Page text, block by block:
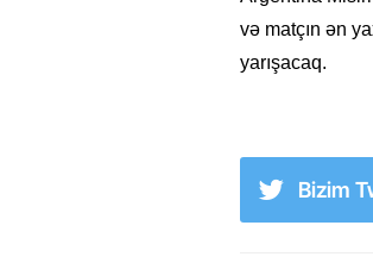
və matçın ən
yarışacaq.
Bizim